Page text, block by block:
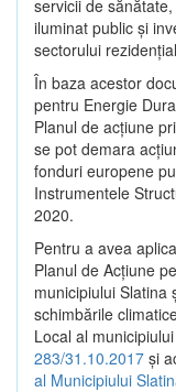
servicii de
iluminat public şi
sectorului
În baza acestor
pentru Energie
Planul de acţiune
se pot demara
fonduri europene
Instrumentele
2020.
Pentru a avea
Planul de Acţiune
municipiului Slatina
schimbările
Local al
283/31.10.2017 și
al Municipiului